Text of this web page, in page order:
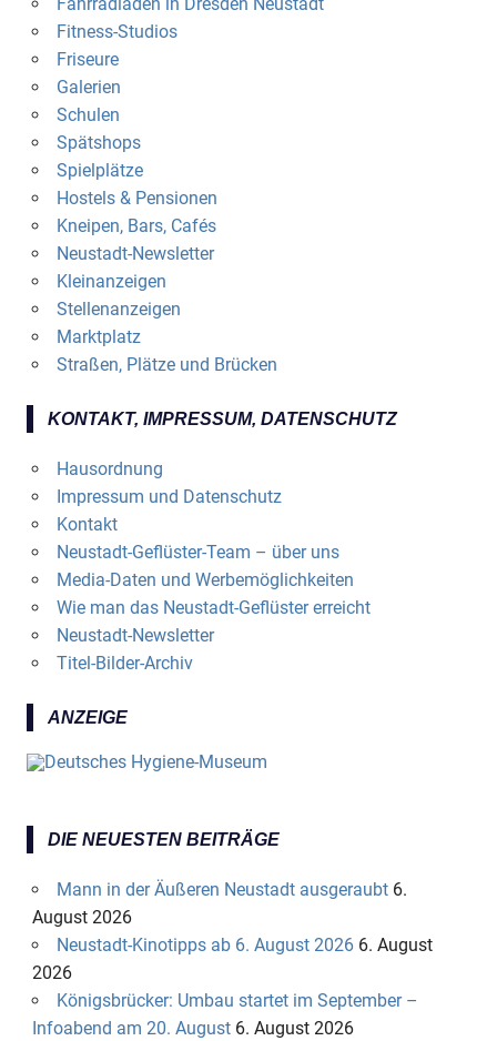
Fitness-Studios
Friseure
Galerien
Schulen
Spätshops
Spielplätze
Hostels & Pensionen
Kneipen, Bars, Cafés
Neustadt-Newsletter
Kleinanzeigen
Stellenanzeigen
Marktplatz
Straßen, Plätze und Brücken
KONTAKT, IMPRESSUM, DATENSCHUTZ
Hausordnung
Impressum und Datenschutz
Kontakt
Neustadt-Geflüster-Team – über uns
Media-Daten und Werbemöglichkeiten
Wie man das Neustadt-Geflüster erreicht
Neustadt-Newsletter
Titel-Bilder-Archiv
ANZEIGE
DIE NEUESTEN BEITRÄGE
Mann in der Äußeren Neustadt ausgeraubt 6.
August 2026
Neustadt-Kinotipps ab 6. August 2026 6. August
2026
Königsbrücker: Umbau startet im September –
Infoabend am 20. August 6. August 2026